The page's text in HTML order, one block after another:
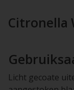
Citronella
Licht gecoate